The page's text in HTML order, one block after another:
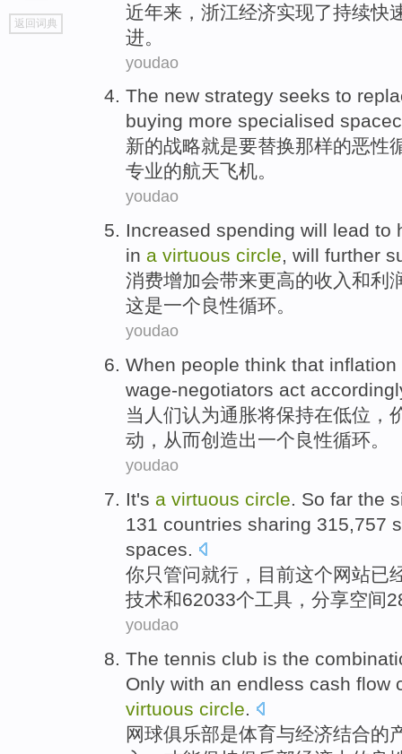
go
top
返回词典
近年来， 浙江经济实现了持续快
进。
youdao
The new strategy seeks to
buying more specialised
新的战略就是要替换那样的恶性
专业的航天飞机。
youdao
Increased spending will lead to
in a virtuous circle, will further
消费增加会带来更高的收入和利
这是一个良性循环。
youdao
When people think that inflation
wage-negotiators act
当 人们认为通胀将保持在低位 ，
动，从而创造出一个良性循环。
youdao
It's a virtuous circle. So far the
131 countries sharing 315,757
spaces.
你只管问就行 ， 目前这个网站已
技术和62033个工具 ，分享空间
youdao
The tennis club is the
Only with an endless cash flow
virtuous circle
网球俱乐部是体育与经济结合的